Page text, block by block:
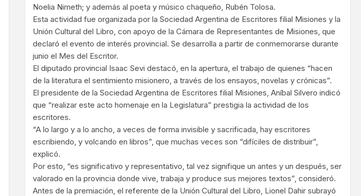
Noelia Nimeth; y además al poeta y músico chaqueño, Rubén Tolosa.
Esta actividad fue organizada por la Sociedad Argentina de Escritores filial Misiones y la
Unión Cultural del Libro, con apoyo de la Cámara de Representantes de Misiones, que
declaró el evento de interés provincial. Se desarrolla a partir de conmemorarse durante
junio el Mes del Escritor.
El diputado provincial Isaac Sevi destacó, en la apertura, el trabajo de quienes “hacen
de la literatura el sentimiento misionero, a través de los ensayos, novelas y crónicas”.
El presidente de la Sociedad Argentina de Escritores filial Misiones, Aníbal Silvero indicó
que “realizar este acto homenaje en la Legislatura” prestigia la actividad de los
escritores.
“A lo largo y a lo ancho, a veces de forma invisible y sacrificada, hay escritores
escribiendo, y volcando en libros”, que muchas veces son “difíciles de distribuir”,
explicó.
Por esto, “es significativo y representativo, tal vez signifique un antes y un después, ser
valorado en la provincia donde vive, trabaja y produce sus mejores textos”, consideró.
Antes de la premiación, el referente de la Unión Cultural del Libro, Lionel Dahir subrayó